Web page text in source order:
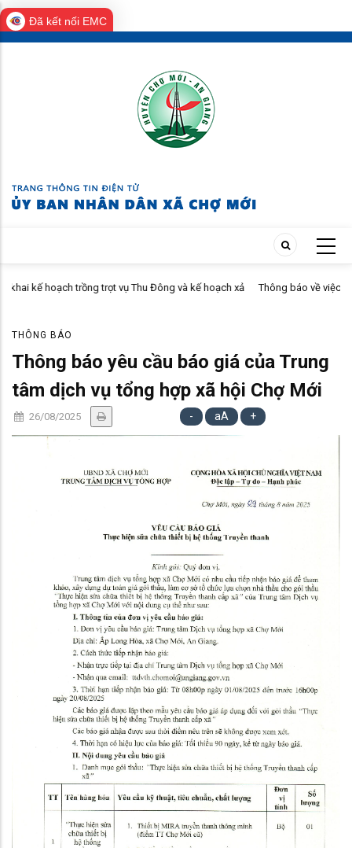
Đã kết nối EMC
Skip
trọt vụ Thu Đông và kế hoạch xả Thông báo về việc cho thuê nhà gắn
THÔNG BÁO
Thông báo yêu cầu báo giá của Trung
tâm dịch vụ tổng hợp xã hội Chợ Mới
26/08/2025 - aA +